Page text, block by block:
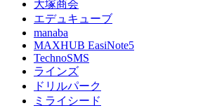
大塚商会
エデュキューブ
manaba
MAXHUB EasiNote5
TechnoSMS
ラインズ
ドリルパーク
ミライシード